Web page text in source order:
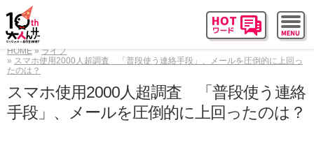
HOME
ライフ
スマホ使用2000人超調査 「普段使う連絡手段」、メールを圧倒的に上回っ
たのは？
スマホ使用2000人超調査 「普段使う連絡
手段」、メールを圧倒的に上回ったのは？